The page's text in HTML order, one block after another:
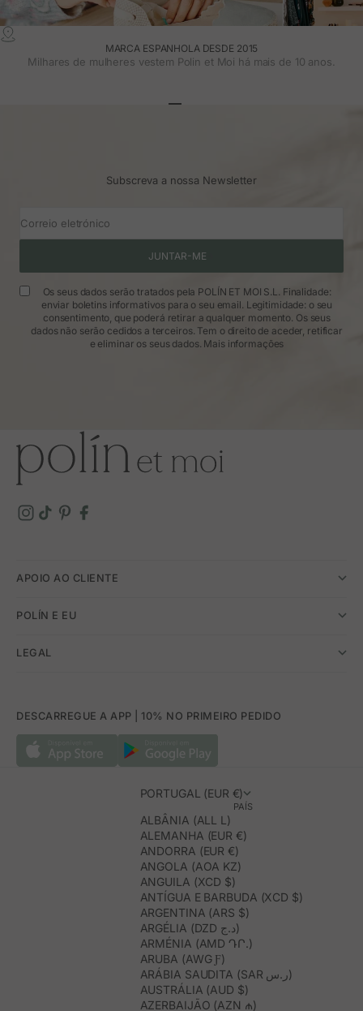
MARCA ESPANHOLA DESDE 2015
Milhares de mulheres vestem Polin et Moi há mais de 10 anos.
Subscreva a nossa Newsletter
Correio eletrónico
JUNTAR-ME
Os seus dados serão tratados pela POLÍN ET MOI S.L. Finalidade:
enviar boletins informativos para o seu email. Legitimidade: o seu
consentimento, que poderá retirar a qualquer momento. Os seus
dados não serão cedidos a terceiros. Tem o direito de aceder, retificar
e eliminar os seus dados. Mais informações
APOIO AO CLIENTE
POLÍN E EU
LEGAL
DESCARREGUE A APP | 10% NO PRIMEIRO PEDIDO
PORTUGAL (EUR €)
PAÍS
ALBÂNIA (ALL L)
ALEMANHA (EUR €)
ANDORRA (EUR €)
ANGOLA (AOA KZ)
ANGUILA (XCD $)
ANTÍGUA E BARBUDA (XCD $)
ARGENTINA (ARS $)
ARGÉLIA (DZD د.ج)
ARMÉNIA (AMD ԴՐ.)
ARUBA (AWG Ƒ)
ARÁBIA SAUDITA (SAR ر.س)
AUSTRÁLIA (AUD $)
AZERBAIJÃO (AZN ₼)